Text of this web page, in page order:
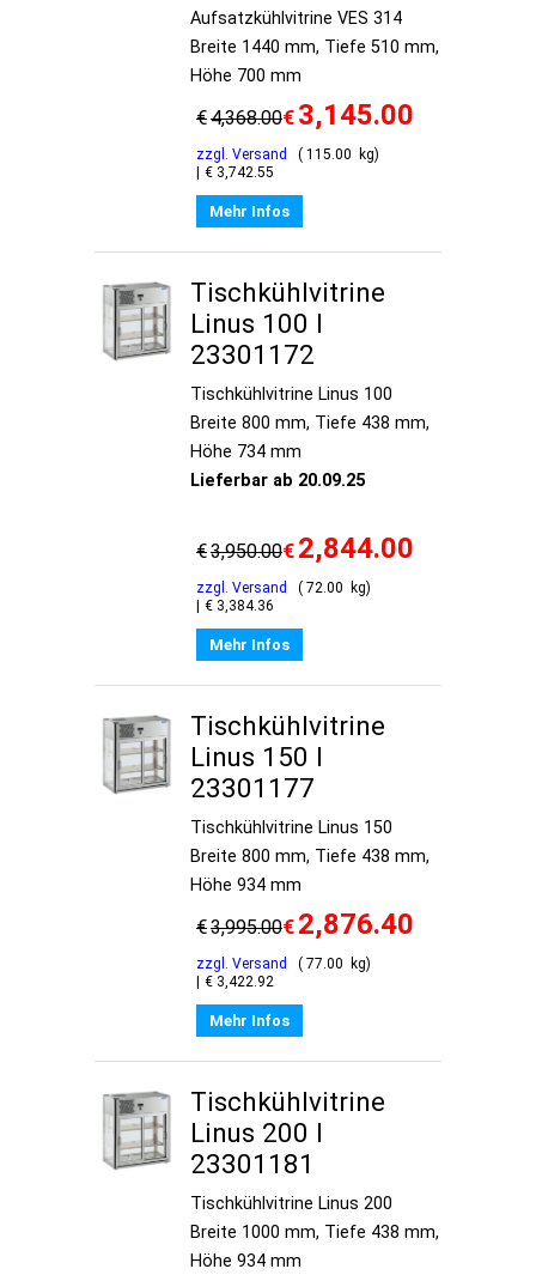
Aufsatzkühlvitrine VES 314
Breite 1440 mm, Tiefe 510 mm,
Höhe 700 mm
€4,368.00€ 3,145.00
zzgl. Versand 115.00
kg
€ 3,742.55
Mehr Infos
Tischkühlvitrine
Linus 100 I
23301172
Tischkühlvitrine Linus 100
Breite 800 mm, Tiefe 438 mm,
Höhe 734 mm
Lieferbar ab 20.09.25
€3,950.00€ 2,844.00
zzgl. Versand 72.00
kg
€ 3,384.36
Mehr Infos
Tischkühlvitrine
Linus 150 I
23301177
Tischkühlvitrine Linus 150
Breite 800 mm, Tiefe 438 mm,
Höhe 934 mm
€3,995.00€ 2,876.40
zzgl. Versand 77.00
kg
€ 3,422.92
Mehr Infos
Tischkühlvitrine
Linus 200 I
23301181
Tischkühlvitrine Linus 200
Breite 1000 mm, Tiefe 438 mm,
Höhe 934 mm